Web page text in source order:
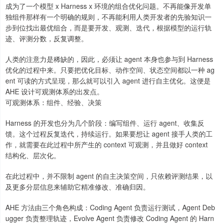
成为了一个模型 x Harness x 环境的组合优化问题。不再能像开发单
独组件那样有一个明确的规则，不再能利用人类开发者的先验知识一
步到位找出最优组合，而是要开发、观测、迭代，根据模型的运行轨
迹、评测分数，反复调整。
人类的注意力是稀缺的，因此，必须让 agent 本身也参与到 Harness
优化的过程中来。只要把优化目标、动作空间、状态空间都以一种 ag
ent 可读的方式呈现，那么就可以引入 agent 进行自主优化。这便是
AHE 设计可观测体系的出发点。
可观测体系：组件、经验、决策
Harness 的开发也分为几个阶段：编写组件、运行 agent、收集反
馈。这个过程反复迭代，持续运行。如果要想让 agent 接手人类的工
作，就需要在此过程中所产生的 context 可观测，并且做好 context
结构化、层次化。
在此过程中，并不限制 agent 的自主决策空间，只依赖评测结果，以
及更多分层信息来辅助它精准修改、准确归因。
AHE 方法由三个角色构成：Coding Agent 负责运行测试，Agent Deb
ugger 负责整理轨迹，Evolve Agent 负责修改 Coding Agent 的 Harn